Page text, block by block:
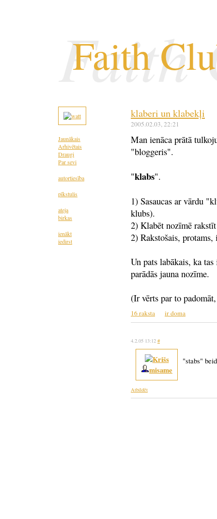
Faith
Faith
Jaunākais
Arhivētais
Draugi
Par sevi
autortiesība
pīkstulis
ateja
birkas
ienākt
iedirst
klaberi un klabekļi
2005.02.03, 22:21
Man ienāca prātā
"bloggeris".
"klabs".
1) Sasaucas ar vārdu
klubs).
2) Klabēt nozīmē
2) Rakstošais,
Un pats labākais, ka
parādās jauna nozīme.
(Ir vērts par to
16 raksta ir doma
4.2.05 13:12 #
misame
"stabs"
Atbildēt